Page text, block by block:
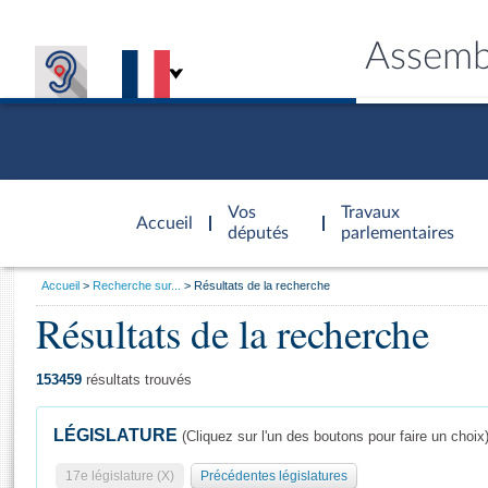
Accueil
d'accueil
Vos
députés
Travaux
parlementaires
Général
Vous
Accueil Recherche sur... Résultats de la recherche
Résultats de la recherche
153459 résultats trouvés
LÉGISLATURE (Cliquez sur l'un des boutons pour faire un choix)
17e législature (X) Précédentes législatures